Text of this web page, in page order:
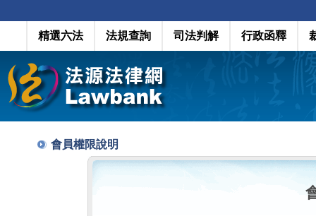
精選六法 法規查詢 司法判解 行政函釋
會員權限說明